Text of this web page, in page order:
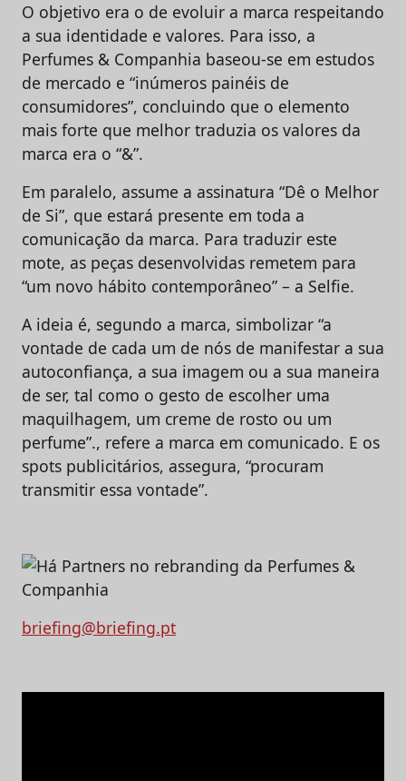
O objetivo era o de evoluir a marca respeitando
a sua identidade e valores. Para isso, a
Perfumes & Companhia baseou-se em estudos
de mercado e “inúmeros painéis de
consumidores”, concluindo que o elemento
mais forte que melhor traduzia os valores da
marca era o “&”.
Em paralelo, assume a assinatura “Dê o Melhor
de Si”, que estará presente em toda a
comunicação da marca. Para traduzir este
mote, as peças desenvolvidas remetem para
“um novo hábito contemporâneo” – a Selfie.
A ideia é, segundo a marca, simbolizar “a
vontade de cada um de nós de manifestar a sua
autoconfiança, a sua imagem ou a sua maneira
de ser, tal como o gesto de escolher uma
maquilhagem, um creme de rosto ou um
perfume”., refere a marca em comunicado. E os
spots publicitários, assegura, “procuram
transmitir essa vontade”.
briefing@briefing.pt